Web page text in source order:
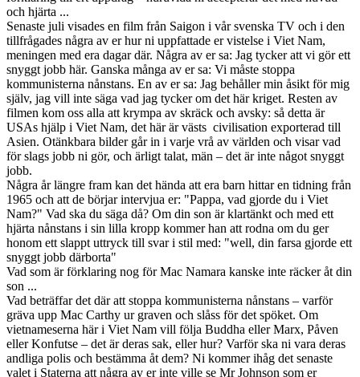
och hjärta ...
Senaste juli visades en film från Saigon i vår svenska TV och i den
tillfrågades några av er hur ni uppfattade er vistelse i Viet Nam,
meningen med era dagar där. Några av er sa: Jag tycker att vi gör ett
snyggt jobb här. Ganska många av er sa: Vi måste stoppa
kommunisterna nånstans. En av er sa: Jag behåller min åsikt för mig
själv, jag vill inte säga vad jag tycker om det här kriget. Resten av
filmen kom oss alla att krympa av skräck och avsky: så detta är
USAs hjälp i Viet Nam, det här är västs civilisation exporterad till
Asien. Otänkbara bilder går in i varje vrå av världen och visar vad
för slags jobb ni gör, och ärligt talat, män – det är inte något snyggt
jobb.
Några år längre fram kan det hända att era barn hittar en tidning från
1965 och att de börjar intervjua er: "Pappa, vad gjorde du i Viet
Nam?" Vad ska du säga då? Om din son är klartänkt och med ett
hjärta nånstans i sin lilla kropp kommer han att rodna om du ger
honom ett slappt uttryck till svar i stil med: "well, din farsa gjorde ett
snyggt jobb därborta"
Vad som är förklaring nog för Mac Namara kanske inte räcker åt din
son ...
Vad beträffar det där att stoppa kommunisterna nånstans – varför
gräva upp Mac Carthy ur graven och slåss för det spöket. Om
vietnameserna här i Viet Nam vill följa Buddha eller Marx, Påven
eller Konfutse – det är deras sak, eller hur? Varför ska ni vara deras
andliga polis och bestämma åt dem? Ni kommer ihåg det senaste
valet i Staterna att några av er inte ville se Mr Johnson som er